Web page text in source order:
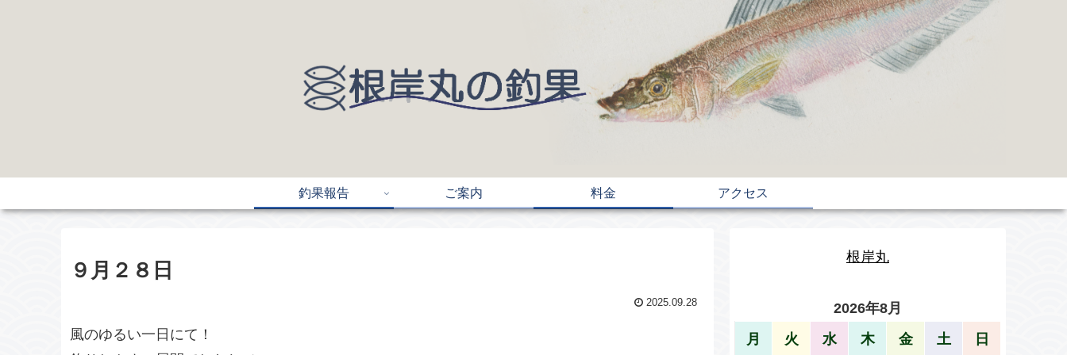
釣果報告 ご案内 料金 アクセス
９月２８日
2025.09.28
風のゆるい一日にて！
根岸丸
2026年8月
月
火 水 木 金 土 日